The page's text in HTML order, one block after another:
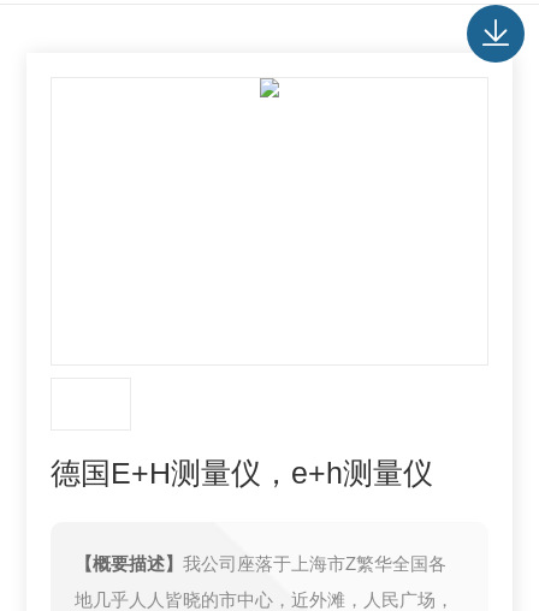
德国E+H测量仪，e+h测量仪
【概要描述】我公司座落于上海市Z繁华全国各
地几乎人人皆晓的市中心，近外滩，人民广场，